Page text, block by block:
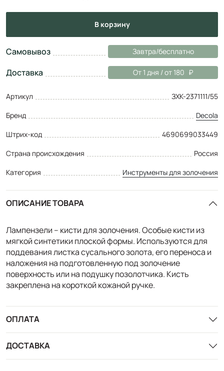
в корзину
Самовывоз Завтра/бесплатно
Доставка От 1 дня / от 180
Артикул
ЗХК-2371111/55
Бренд
Decola
Штрих-код
4690699033449
Страна происхождения
Россия
Категория
Инструменты для золочения
ОПИСАНИЕ ТОВАРА
Лампензели – кисти для золочения. Особые кисти из
мягкой синтетики плоской формы. Используются для
поддевания листка сусального золота, его переноса и
наложения на подготовленную под золочение
поверхность или на подушку позолотчика. Кисть
закреплена на короткой кожаной ручке.
ОПЛАТА
ДОСТАВКА